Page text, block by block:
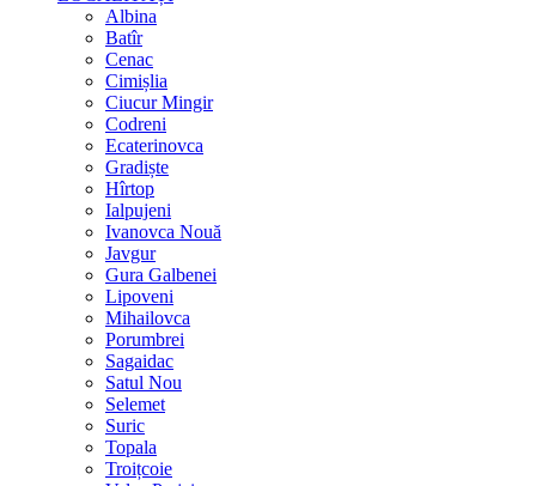
Albina
Batîr
Cenac
Cimișlia
Ciucur Mingir
Codreni
Ecaterinovca
Gradiște
Hîrtop
Ialpujeni
Ivanovca Nouă
Javgur
Gura Galbenei
Lipoveni
Mihailovca
Porumbrei
Sagaidac
Satul Nou
Selemet
Suric
Topala
Troițcoie